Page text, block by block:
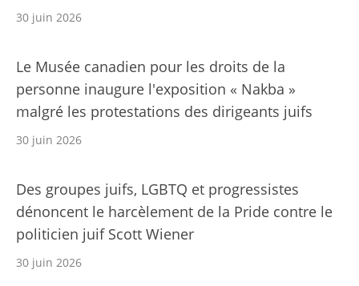
30 juin 2026
Le Musée canadien pour les droits de la
personne inaugure l'exposition « Nakba »
malgré les protestations des dirigeants juifs
30 juin 2026
Des groupes juifs, LGBTQ et progressistes
dénoncent le harcèlement de la Pride contre le
politicien juif Scott Wiener
30 juin 2026